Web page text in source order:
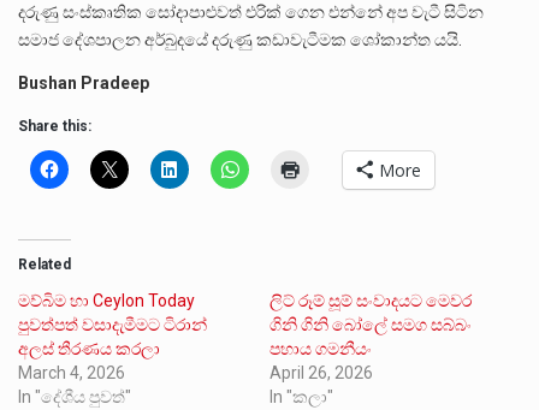
දරුණු සංස්කෘතික සෝදාපාළුවත් එරික් ගෙන එන්නේ අප වැටී සිටින
සමාජ දේශපාලන අර්බුදයේ දරුණු කඩාවැටීමක ශෝකාන්ත යයි.
Bushan Pradeep
Share this:
More
Related
මව්බිම හා Ceylon Today
පුවත්පත් වසාදැමීමට ටිරාන්
අලස් තීරණය කරලා
March 4, 2026
In "දේශීය පුවත්"
ලිට් රූම් සූම් සංවාදයට මෙවර
ගිනි ගිනි බෝලේ සමග සබ්බං
පහාය ගමනීයං
April 26, 2026
In "කලා"